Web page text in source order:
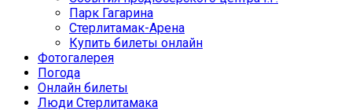
Парк Гагарина
Стерлитамак-Арена
Купить билеты онлайн
Фотогалерея
Погода
Онлайн билеты
Люди Стерлитамака